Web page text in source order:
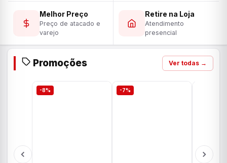
Melhor Preço
Preço de atacado e
varejo
Retire na Loja
Atendimento
presencial
Promoções Ver todas →
-8% -7%